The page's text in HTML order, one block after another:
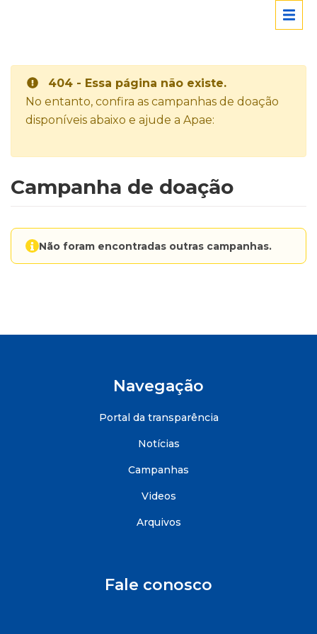
404 - Essa página não existe.
No entanto, confira as campanhas de doação
disponíveis abaixo e ajude a Apae:
Campanha de doação
Não foram encontradas outras campanhas.
Navegação
Portal da transparência
Notícias
Campanhas
Videos
Arquivos
Fale conosco